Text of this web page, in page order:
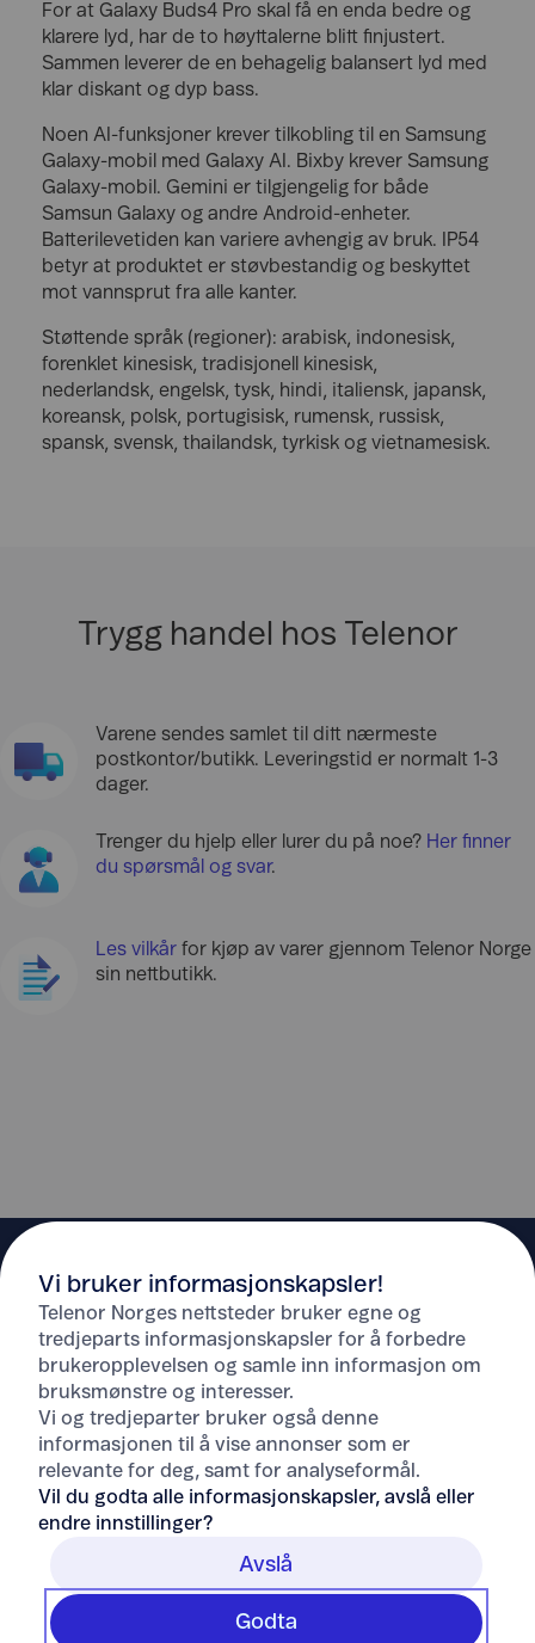
For at Galaxy Buds4 Pro skal få en enda bedre og
klarere lyd, har de to høyttalerne blitt finjustert.
Sammen leverer de en behagelig balansert lyd med
klar diskant og dyp bass.
Noen AI-funksjoner krever tilkobling til en Samsung
Galaxy-mobil med Galaxy AI. Bixby krever Samsung
Galaxy-mobil. Gemini er tilgjengelig for både
Samsun Galaxy og andre Android-enheter.
Batterilevetiden kan variere avhengig av bruk. IP54
betyr at produktet er støvbestandig og beskyttet
mot vannsprut fra alle kanter.
Støttende språk (regioner): arabisk, indonesisk,
forenklet kinesisk, tradisjonell kinesisk,
nederlandsk, engelsk, tysk, hindi, italiensk, japansk,
koreansk, polsk, portugisisk, rumensk, russisk,
spansk, svensk, thailandsk, tyrkisk og vietnamesisk.
Trygg handel hos Telenor
Varene sendes samlet til ditt nærmeste
postkontor/butikk. Leveringstid er normalt 1-3
dager.
Trenger du hjelp eller lurer du på noe? Her finner
du spørsmål og svar.
Les vilkår for kjøp av varer gjennom Telenor Norge
sin nettbutikk.
Hjelp
Om Telenor
Vi bruker informasjonskapsler!
Telenor Norges nettsteder bruker egne og
tredjeparts informasjonskapsler for å forbedre
brukeropplevelsen og samle inn informasjon om
bruksmønstre og interesser.
Vi og tredjeparter bruker også denne
informasjonen til å vise annonser som er
relevante for deg, samt for analyseformål.
Vil du godta alle informasjonskapsler, avslå eller
endre innstillinger?
Avslå
Godta